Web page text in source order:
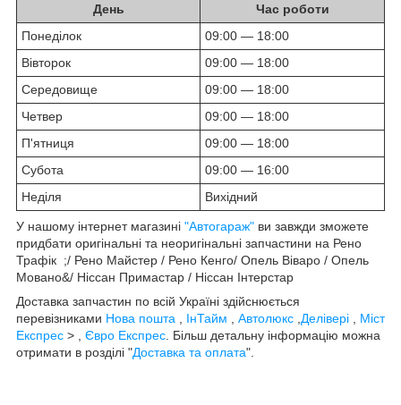
День
Час роботи
Понеділок
09:00 — 18:00
Вівторок
09:00 — 18:00
Середовище
09:00 — 18:00
Четвер
09:00 — 18:00
П'ятниця
09:00 — 18:00
Субота
09:00 — 16:00
Неділя
Вихідний
У нашому інтернет магазині "Автогараж" ви завжди зможете
придбати оригінальні та неоригінальні запчастини на Рено
Трафік ;/ Рено Майстер / Рено Кенго/ Опель Віваро / Опель
Мовано&/ Ніссан Примастар / Ніссан Інтерстар
Доставка запчастин по всій Україні здійснюється
перевізниками Нова пошта ІнТайм Автолюкс Делівері
Міст
Експрес > , Євро Експрес . Більш детальну інформацію можна
отримати в розділі "Доставка та оплата".